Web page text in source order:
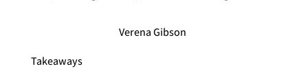
Verena Gibson
Takeaways